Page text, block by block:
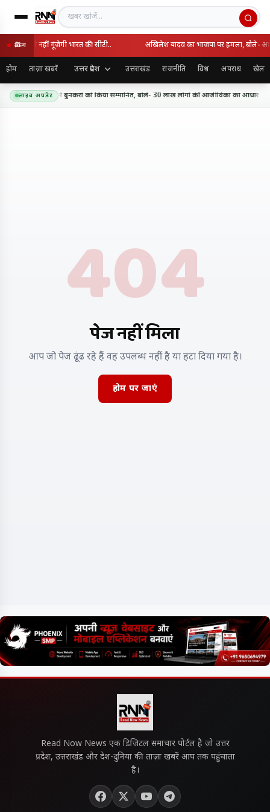
खबर खोजें
ब्रेकिंग
कप में नहीं गूंजेगी भारत की सीटी.. अखिलेश यादव का भाजपा पर हमला, बोले-
होम ताज़ा खबरें उत्तर प्रदेश उत्तराखंड राजनीति विश्व अपराध खेल
लाइव अपडेट
दिवस पर सीएम योगी ने बुनकरों को किया सम्मानित, बोले- 30 लाख लोगों की आजीविका का आधार
404
पेज नहीं मिला
आप जो पेज ढूंढ रहे हैं वह उपलब्ध नहीं है या हटा दिया गया है।
होम पर जाएं
Read Now News एक डिजिटल समाचार पोर्टल है जो उत्तर
प्रदेश, उत्तराखंड और देश-दुनिया की ताज़ा खबरें आप तक पहुंचाता
है।